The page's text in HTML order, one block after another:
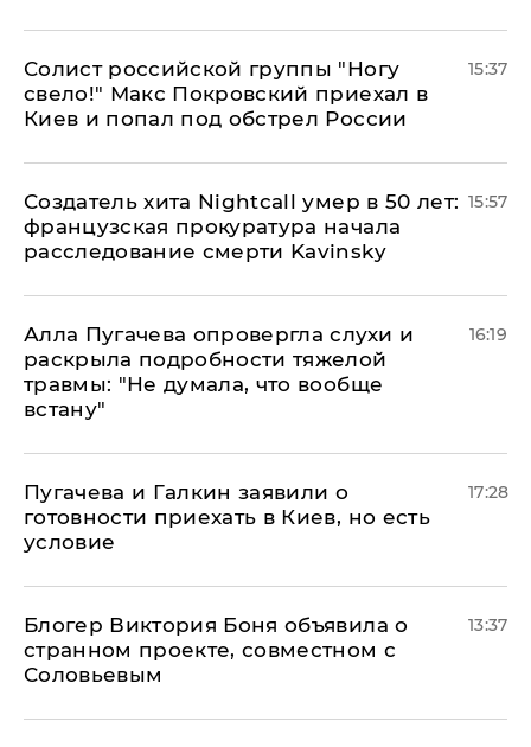
Солист российской группы "Ногу
свело!" Макс Покровский приехал в
Киев и попал под обстрел России
15:37
Создатель хита Nightcall умер в 50 лет:
французская прокуратура начала
расследование смерти Kavinsky
15:57
Алла Пугачева опровергла слухи и
раскрыла подробности тяжелой
травмы: "Не думала, что вообще
встану"
16:19
Пугачева и Галкин заявили о
готовности приехать в Киев, но есть
условие
17:28
Блогер Виктория Боня объявила о
странном проекте, совместном с
Соловьевым
13:37